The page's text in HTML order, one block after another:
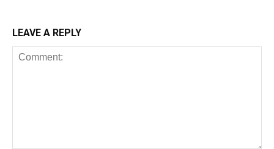
LEAVE A REPLY